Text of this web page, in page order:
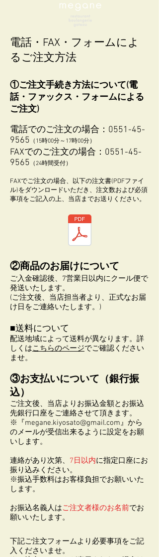
電話・FAX・フォームによ
るご注文方法
①ご注文手続き方法について(電
話・ファックス・フォームによる
ご注文)
電話でのご注文の場合：0551-45-
9565 （15時00分～17時00分）
FAXでのご注文の場合：0551-45-
9565 （24時間受付）
FAXでご注文の場合、以下の注文書(PDFファイ
ル)をダウンロードいただき、注文数および必須
事項をご記入の上、当店までお送りください。
②商品のお届けについて
ご入金確認後、7営業日以内にクール便で
発送いたします。
(ご注文後、当店担当者より、正式なお届
け日をご連絡いたします。)
■送料について
配送地域によって送料が異なります。詳
しくはこちらのページでご確認ください
ませ。
③お支払いについて（銀行振
込）
ご注文後、当店よりお振込金額とお振込
先銀行口座をご連絡させて頂きます。
※『megane.kiyosato@gmail.com』から
のメールが受信出来るように設定をお願
いします。
連絡があり次第、 7日以内に指定口座にお
振り込みください。
※振込手数料はお客様負担でお願いいた
します。
お振込名義人はご注文者様のお名前でお
願いいたします。
​下記ご注文フォームより必要事項をご記
入くださいませ。